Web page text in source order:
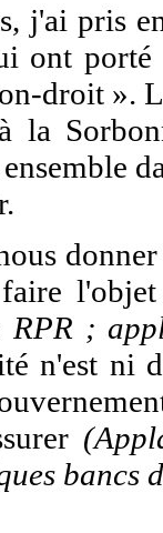
j'ai pris
ont
droit ».
la
;
n'est ni
bancs